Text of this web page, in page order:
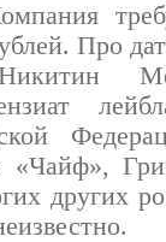
Про
«Чайф»,
других